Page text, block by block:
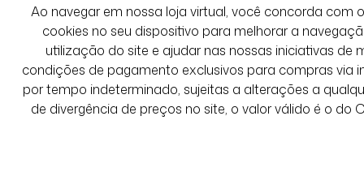
Ao navegar em nossa loja virtual, você concorda com
cookies no seu dispositivo para melhorar a
utilização do site e ajudar nas nossas iniciativas de
condições de pagamento exclusivos para compras via
por tempo indeterminado, sujeitas a alterações a
de divergência de preços no site, o valor válido é o do